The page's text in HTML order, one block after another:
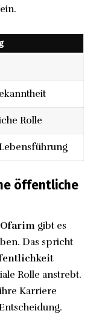
Rolle
öffentliche
gibt es
Das spricht
Rolle anstrebt.
Karriere